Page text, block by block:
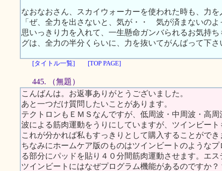
なおなおさん、スカイウォーカーを使われた時も、力
「ぜ、全力を出さないと、気が・・ 気が済まないのよ
思いっきり力を入れて、一生懸命ガンバられるお気持
グは、全力の半分くらいに、力を抜いてがんばって下さ
[タイトル一覧] [TOP PAGE]
445. （無題）
こんばんは。お返事ありがとうございました。
あと一つだけ質問したいことがあります。
テクトロンもＥＭＳなんですが、低周波・中周波・高
波による筋肉運動をうりにしていますが、ツインビー
これが分かれば私もすっきりとして購入することができ
ちなみにホームケア版のものはツインビートのような
る部分にパッドを貼り４０分間筋肉運動させます。エ
ツインビートにはなぜプログラム機能があるのですか？